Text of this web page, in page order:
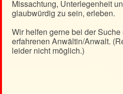
Missachtung, Unterlegenheit
glaubwürdig zu sein, erleben.
Wir helfen gerne bei der
erfahrenen Anwältin/Anwalt.
leider nicht möglich.)